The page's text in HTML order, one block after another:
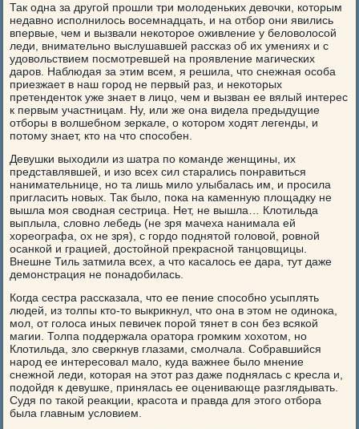
Так одна за другой прошли три молоденьких девочки, которым
недавно исполнилось восемнадцать, и на отбор они явились
впервые, чем и вызвали некоторое оживление у беловолосой
леди, внимательно выслушавшей рассказ об их умениях и с
удовольствием посмотревшей на проявление магических
даров. Наблюдая за этим всем, я решила, что снежная особа
приезжает в наш город не первый раз, и некоторых
претенденток уже знает в лицо, чем и вызван ее вялый интерес
к первым участницам. Ну, или же она видела предыдущие
отборы в волшебном зеркале, о котором ходят легенды, и
потому знает, кто на что способен.
Девушки выходили из шатра по команде женщины, их
представлявшей, и изо всех сил старались понравиться
нанимательнице, но та лишь мило улыбалась им, и просила
пригласить новых. Так было, пока на каменную площадку не
вышла моя сводная сестрица. Нет, не вышла… Клотильда
выплыла, словно лебедь (не зря мачеха нанимала ей
хореографа, ох не зря), с гордо поднятой головой, ровной
осанкой и грацией, достойной прекрасной танцовщицы.
Внешне Тиль затмила всех, а что касалось ее дара, тут даже
демонстрация не понадобилась.
Когда сестра рассказала, что ее пение способно усыплять
людей, из толпы кто-то выкрикнул, что она в этом не одинока,
мол, от голоса иных певичек порой тянет в сон без всякой
магии. Толпа поддержала оратора громким хохотом, но
Клотильда, зло сверкнув глазами, смолчала. Собравшийся
народ ее интересовал мало, куда важнее было мнение
снежной леди, которая на этот раз даже поднялась с кресла и,
подойдя к девушке, принялась ее оценивающе разглядывать.
Судя по такой реакции, красота и правда для этого отбора
была главным условием.